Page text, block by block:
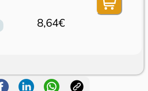
8,64€